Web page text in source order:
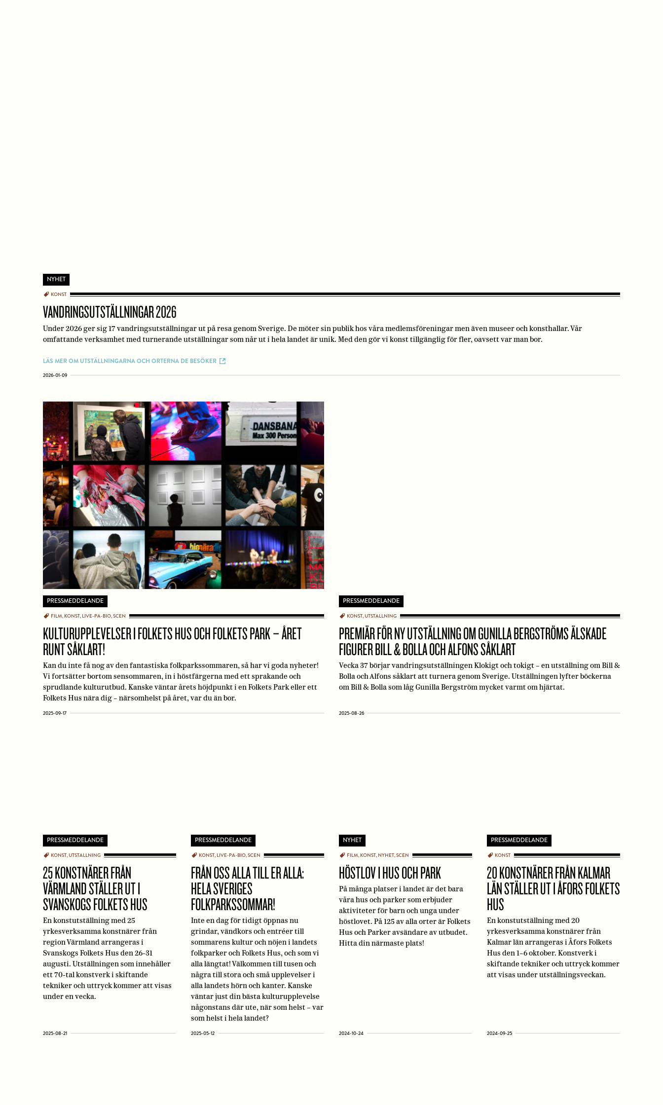
NYHET
KONST
VANDRINGSUTSTÄLLNINGAR 2026
Under 2026 ger sig 17 vandringsutställningar ut på resa genom Sverige. De möter sin publik hos våra medlemsföreningar men även museer och konsthallar. Vår
omfattande verksamhet med turnerande utställningar som når ut i hela landet är unik. Med den gör vi konst tillgänglig för fler, oavsett var man bor.
LÄS MER OM UTSTÄLLNINGARNA OCH ORTERNA DE BESÖKER
2026-01-09
PRESSMEDDELANDE
FILM KONST LIVE-PA-BIO SCEN
KULTURUPPLEVELSER I FOLKETS HUS OCH FOLKETS PARK – ÅRET
RUNT SÅKLART!
Kan du inte få nog av den fantastiska folkparkssommaren, så har vi goda nyheter!
Vi fortsätter bortom sensommaren, in i höstfärgerna med ett sprakande och
sprudlande kulturutbud. Kanske väntar årets höjdpunkt i en Folkets Park eller ett
Folkets Hus nära dig – närsomhelst på året, var du än bor.
2025-09-17
PRESSMEDDELANDE
KONST UTSTALLNING
PREMIÄR FÖR NY UTSTÄLLNING OM GUNILLA BERGSTRÖMS ÄLSKADE
FIGURER BILL & BOLLA OCH ALFONS SÅKLART
Vecka 37 börjar vandringsutställningen Klokigt och tokigt – en utställning om Bill &
Bolla och Alfons såklart att turnera genom Sverige. Utställningen lyfter böckerna
om Bill & Bolla som låg Gunilla Bergström mycket varmt om hjärtat.
2025-08-26
PRESSMEDDELANDE
KONST UTSTALLNING
25 KONSTNÄRER FRÅN
VÄRMLAND STÄLLER UT I
SVANSKOGS FOLKETS HUS
En konstutställning med 25
yrkesverksamma konstnärer från
region Värmland arrangeras i
Svanskogs Folkets Hus den 26-31
augusti. Utställningen som innehåller
ett 70-tal konstverk i skiftande
tekniker och uttryck kommer att visas
under en vecka.
2025-08-21
PRESSMEDDELANDE
KONST LIVE-PA-BIO SCEN
FRÅN OSS ALLA TILL ER ALLA:
HELA SVERIGES
FOLKPARKSSOMMAR!
Inte en dag för tidigt öppnas nu
grindar, vändkors och entréer till
sommarens kultur och nöjen i landets
folkparker och Folkets Hus, och som vi
alla längtat! Välkommen till tusen och
några till stora och små upplevelser i
alla landets hörn och kanter. Kanske
väntar just din bästa kulturupplevelse
någonstans där ute, när som helst – var
som helst i hela landet?
2025-05-12
NYHET
FILM KONST NYHET SCEN
HÖSTLOV I HUS OCH PARK
På många platser i landet är det bara
våra hus och parker som erbjuder
aktiviteter för barn och unga under
höstlovet. På 125 av alla orter är Folkets
Hus och Parker avsändare av utbudet.
Hitta din närmaste plats!
2024-10-24
PRESSMEDDELANDE
KONST
20 KONSTNÄRER FRÅN KALMAR
LÄN STÄLLER UT I ÅFORS FOLKETS
HUS
En konstutställning med 20
yrkesverksamma konstnärer från
Kalmar län arrangeras i Åfors Folkets
Hus den 1–6 oktober. Konstverk i
skiftande tekniker och uttryck kommer
att visas under utställningsveckan.
2024-09-25